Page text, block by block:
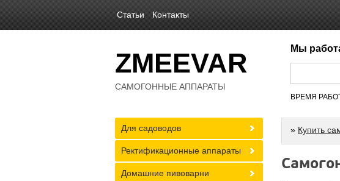
Статьи Контакты
ZMEEVAR
САМОГОННЫЕ АППАРАТЫ
Мы
ВРЕМЯ
» Купить
Для садоводов
Ректификационные аппараты
Домашние пивоварни